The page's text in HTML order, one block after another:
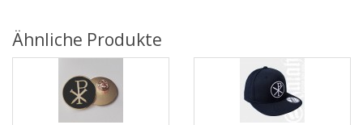
Ähnliche Produkte